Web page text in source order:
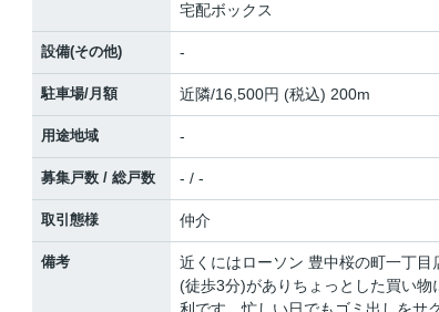
宅配ボックス
設備(その他) -
駐車場/月額 近隣/16,500円 (税込) 200m
用途地域 -
募集戸数 / 総戸数 - / -
取引態様 仲介
備考
近くにはローソン 豊中桜の町一丁目
(徒歩3分)がありちょっとした買い物